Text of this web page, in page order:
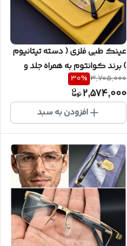
عینک طبی فلزی ( دسته تیتانیوم
) برند کوانتوم به همراه جلد و
دستمال و یکسال گارانتی کد
QL99
3,705,000
30%
2,574,000
افزودن به سبد